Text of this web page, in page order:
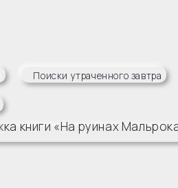
Поиски утраченного завтра